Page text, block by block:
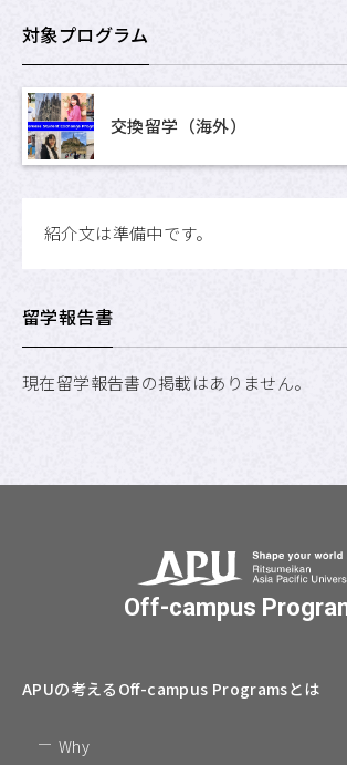
対象プログラム
交換留学（海外）
紹介文は準備中です。
留学報告書
現在留学報告書の掲載はありません。
Off-campus
APUの考える Off-campus Programsとは
Why